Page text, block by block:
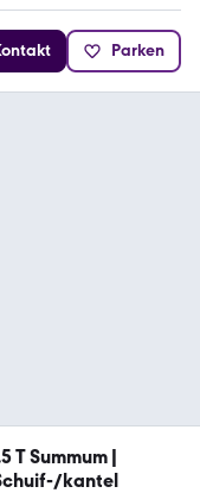
Parken
T Summum |
kantel